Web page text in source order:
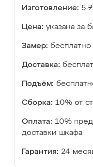
Изготовление: 5-
Цена: указана за
Замер: бесплатно
Доставка:
Подъём:
Сборка: 10% от
Оплата: 10%
доставки шкафа
Гарантия: 24